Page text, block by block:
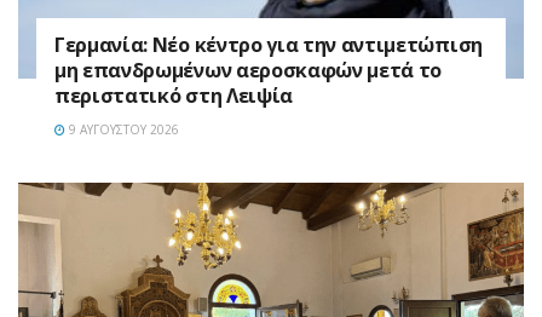
Γερμανία: Νέο κέντρο για την αντιμετώπιση
μη επανδρωμένων αεροσκαφών μετά το
περιστατικό στη Λειψία
9 ΑΥΓΟΎΣΤΟΥ 2026